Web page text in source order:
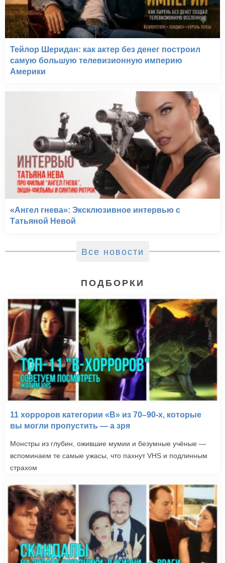
Тейлор Шеридан: как актер без денег построил
самую большую телевизионную империю
Америки
«Ангел гнева»: Эксклюзивное интервью с
Татьяной Невой
Все новости
ПОДБОРКИ
11 хорроров категории «B» из 70–90-х, которые
вы могли пропустить — а зря
Монстры из глубин, ожившие мумии и безумные учёные —
вспоминаем те самые ужасы, что пахнут VHS и подлинным
страхом